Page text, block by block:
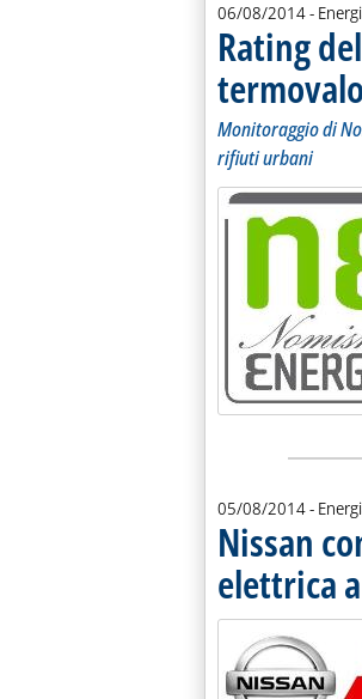
06/08/2014-
Rating
Monitoraggio di
rifiuti urbani
Lista
05/08/2014-
Nissan
elettrica